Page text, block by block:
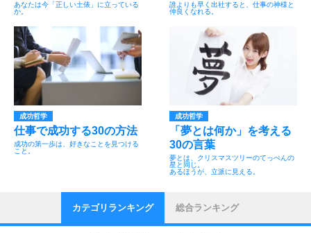
あなたは今「正しい土俵」に立っている
か。
誰よりも早く出社すると、仕事の神様と
仲良くなれる。
成功哲学
仕事で成功する30の方法
成功の第一歩は、好きなことを見つける
こと。
成功哲学
「夢とは何か」を考える
30の言葉
夢とは、クリスマスツリーのてっぺんの
星と同じ。
あるほうが、立派に見える。
カテゴリランキング 総合ランキング